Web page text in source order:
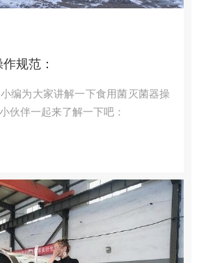
规范：
编为大家讲解一下食用菌灭菌器操
伙伴一起来了解一下吧：